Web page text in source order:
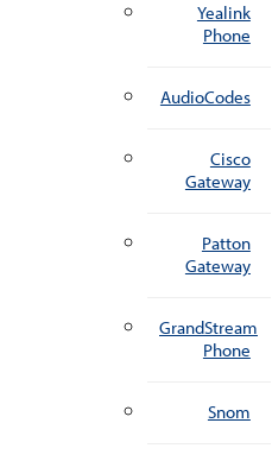
Yealink
Phone
AudioCodes
Cisco
Gateway
Patton
Gateway
GrandStream
Phone
Snom